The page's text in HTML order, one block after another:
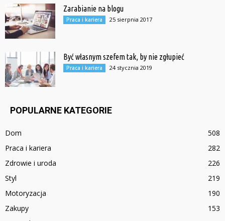
Zarabianie na blogu
Praca i kariera 25 sierpnia 2017
Być własnym szefem tak, by nie zgłupieć
Praca i kariera 24 stycznia 2019
POPULARNE KATEGORIE
Dom
508
Praca i kariera
282
Zdrowie i uroda
226
Styl
219
Motoryzacja
190
Zakupy
153